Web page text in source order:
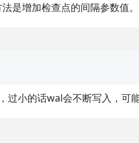
是增加检查点的间隔参数值。
小的话wal会不断写入，可